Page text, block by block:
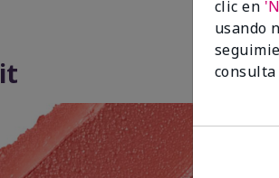
clic en
usando